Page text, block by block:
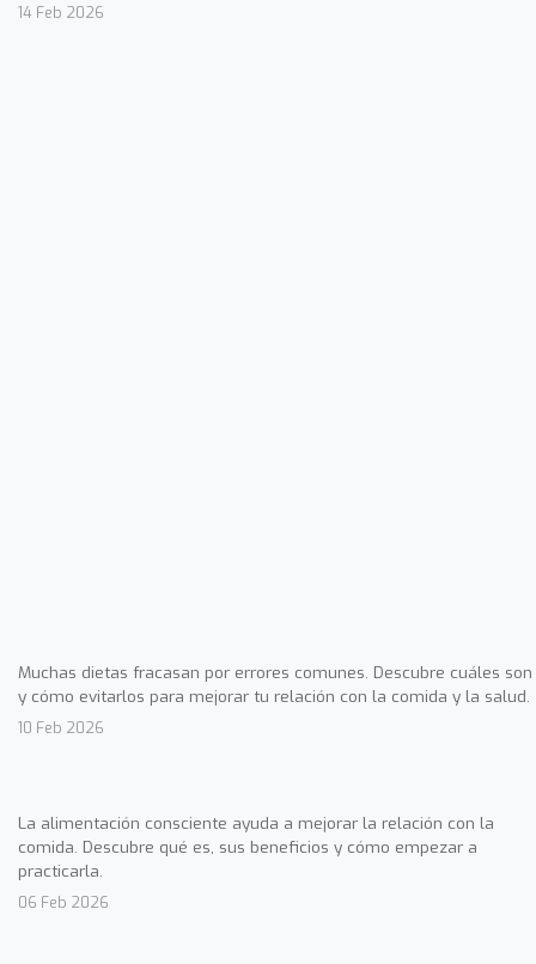
14 Feb 2026
Muchas dietas fracasan por errores comunes. Descubre cuáles son
y cómo evitarlos para mejorar tu relación con la comida y la salud.
10 Feb 2026
La alimentación consciente ayuda a mejorar la relación con la
comida. Descubre qué es, sus beneficios y cómo empezar a
practicarla.
06 Feb 2026